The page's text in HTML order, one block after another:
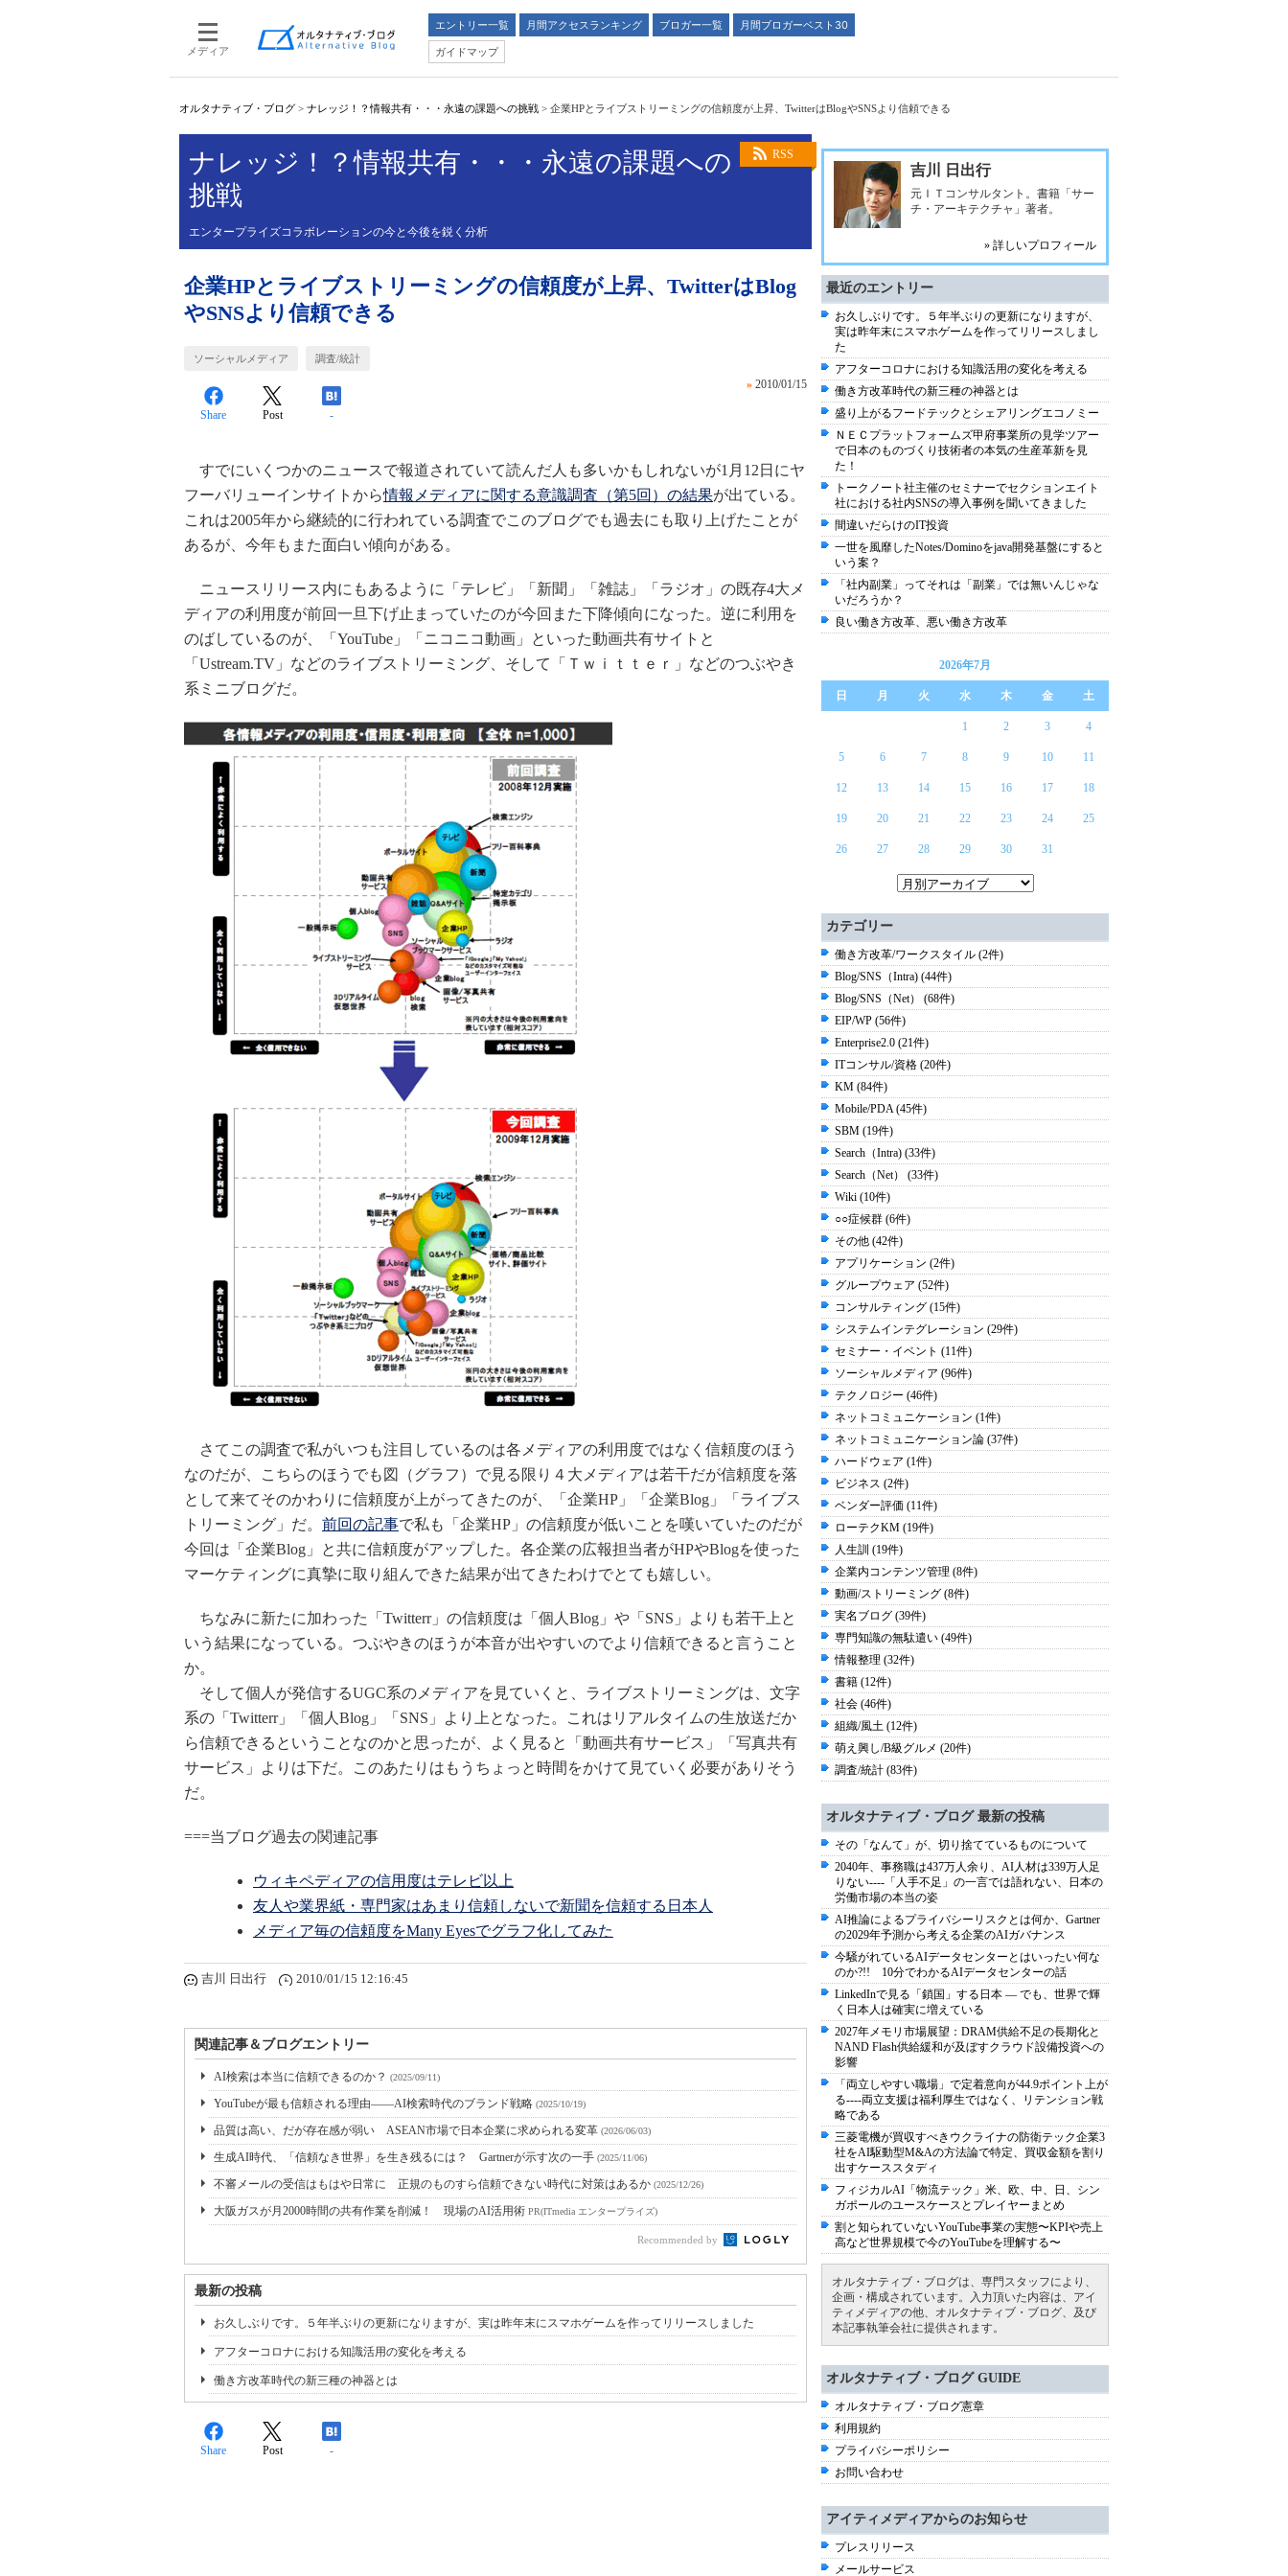
メディア
エントリー一覧 月間アクセスランキング ブロガー一覧
月間ブロガーベスト30
ガイドマップ
オルタナティブ・ブログ > ナレッジ！？情報共有・・・永遠の課題への挑戦 > 企業HPとライブストリーミングの信頼度が上昇、TwitterはBlogやSNSより信頼できる
RSS
ナレッジ！？情報共有・・・永遠の課題への
挑戦
エンタープライズコラボレーションの今と今後を鋭く分析
企業HPとライブストリーミングの信頼度が上昇、TwitterはBlog
やSNSより信頼できる
ソーシャルメディア 調査/統計
» 2010/01/15
Share Post -
すでにいくつかのニュースで報道されていて読んだ人も多いかもしれないが1月12日にヤ
フーバリューインサイトから情報メディアに関する意識調査（第5回）の結果が出ている。
これは2005年から継続的に行われている調査でこのブログでも過去にも取り上げたことが
あるが、今年もまた面白い傾向がある。
ニュースリリース内にもあるように「テレビ」「新聞」「雑誌」「ラジオ」の既存4大メ
ディアの利用度が前回一旦下げ止まっていたのが今回また下降傾向になった。逆に利用を
のばしているのが、「YouTube」「ニコニコ動画」といった動画共有サイトと
「Ustream.TV」などのライブストリーミング、そして「Ｔｗｉｔｔｅｒ」などのつぶやき
系ミニブログだ。
さてこの調査で私がいつも注目しているのは各メディアの利用度ではなく信頼度のほう
なのだが、こちらのほうでも図（グラフ）で見る限り４大メディアは若干だが信頼度を落
として来てそのかわりに信頼度が上がってきたのが、「企業HP」「企業Blog」「ライブス
トリーミング」だ。 前回の記事で私も「企業HP」の信頼度が低いことを嘆いていたのだが
今回は「企業Blog」と共に信頼度がアップした。各企業の広報担当者がHPやBlogを使った
マーケティングに真摯に取り組んできた結果が出てきたわけでとても嬉しい。
ちなみに新たに加わった「Twitterr」の信頼度は「個人Blog」や「SNS」よりも若干上と
いう結果になっている。つぶやきのほうが本音が出やすいのでより信頼できると言うこと
か。
そして個人が発信するUGC系のメディアを見ていくと、ライブストリーミングは、文字
系の「Twitterr」「個人Blog」「SNS」より上となった。これはリアルタイムの生放送だか
ら信頼できるということなのかと思ったが、よく見ると「動画共有サービス」「写真共有
サービス」よりは下だ。このあたりはもうちょっと時間をかけて見ていく必要がありそう
だ。
===当ブログ過去の関連記事
ウィキペディアの信用度はテレビ以上
友人や業界紙・専門家はあまり信頼しないで新聞を信頼する日本人
メディア毎の信頼度をMany Eyesでグラフ化してみた
吉川 日出行 2010/01/15 12:16:45
関連記事＆ブログエントリー
AI検索は本当に信頼できるのか？ (2025/09/11)
YouTubeが最も信頼される理由――AI検索時代のブランド戦略 (2025/10/19)
品質は高い、だが存在感が弱い ASEAN市場で日本企業に求められる変革 (2026/06/03)
生成AI時代、「信頼なき世界」を生き残るには？ Gartnerが示す次の一手 (2025/11/06)
不審メールの受信はもはや日常に 正規のものすら信頼できない時代に対策はあるか (2025/12/26)
大阪ガスが月2000時間の共有作業を削減！ 現場のAI活用術 PR(ITmedia エンタープライズ)
Recommended by
最新の投稿
お久しぶりです。５年半ぶりの更新になりますが、実は昨年末にスマホゲームを作ってリリースしました
アフターコロナにおける知識活用の変化を考える
働き方改革時代の新三種の神器とは
Share Post -
吉川 日出行
元ＩＴコンサルタント。書籍「サー
チ・アーキテクチャ」著者。
» 詳しいプロフィール
最近のエントリー
お久しぶりです。５年半ぶりの更新になりますが、
実は昨年末にスマホゲームを作ってリリースしまし
た
アフターコロナにおける知識活用の変化を考える
働き方改革時代の新三種の神器とは
盛り上がるフードテックとシェアリングエコノミー
ＮＥＣプラットフォームズ甲府事業所の見学ツアー
で日本のものづくり技術者の本気の生産革新を見
た！
トークノート社主催のセミナーでセクションエイト
社における社内SNSの導入事例を聞いてきました
間違いだらけのIT投資
一世を風靡したNotes/Dominoをjava開発基盤にすると
いう案？
「社内副業」ってそれは「副業」では無いんじゃな
いだろうか？
良い働き方改革、悪い働き方改革
2026年7月
日 月 火 水 木 金 土
1 2 3 4
5 6 7 8 9 10 11
12 13 14 15 16 17 18
19 20 21 22 23 24 25
26 27 28 29 30 31
カテゴリー
働き方改革/ワークスタイル (2件)
Blog/SNS（Intra) (44件)
Blog/SNS（Net） (68件)
EIP/WP (56件)
Enterprise2.0 (21件)
ITコンサル/資格 (20件)
KM (84件)
Mobile/PDA (45件)
SBM (19件)
Search（Intra) (33件)
Search（Net） (33件)
Wiki (10件)
○○症候群 (6件)
その他 (42件)
アプリケーション (2件)
グループウェア (52件)
コンサルティング (15件)
システムインテグレーション (29件)
セミナー・イベント (11件)
ソーシャルメディア (96件)
テクノロジー (46件)
ネットコミュニケーション (1件)
ネットコミュニケーション論 (37件)
ハードウェア (1件)
ビジネス (2件)
ベンダー評価 (11件)
ローテクKM (19件)
人生訓 (19件)
企業内コンテンツ管理 (8件)
動画/ストリーミング (8件)
実名ブログ (39件)
専門知識の無駄遣い (49件)
情報整理 (32件)
書籍 (12件)
社会 (46件)
組織/風土 (12件)
萌え興し/B級グルメ (20件)
調査/統計 (83件)
オルタナティブ・ブログ 最新の投稿
その「なんて」が、切り捨てているものについて
2040年、事務職は437万人余り、AI人材は339万人足
りない----「人手不足」の一言では語れない、日本の
労働市場の本当の姿
AI推論によるプライバシーリスクとは何か、Gartner
の2029年予測から考える企業のAIガバナンス
今騒がれているAIデータセンターとはいったい何な
のか?!! 10分でわかるAIデータセンターの話
LinkedInで見る「鎖国」する日本 ― でも、世界で輝
く日本人は確実に増えている
2027年メモリ市場展望：DRAM供給不足の長期化と
NAND Flash供給緩和が及ぼすクラウド設備投資への
影響
「両立しやすい職場」で定着意向が44.9ポイント上が
る----両立支援は福利厚生ではなく、リテンション戦
略である
三菱電機が買収すべきウクライナの防衛テック企業3
社をAI駆動型M&Aの方法論で特定、買収金額を割り
出すケーススタディ
フィジカルAI「物流テック」米、欧、中、日、シン
ガポールのユースケースとプレイヤーまとめ
割と知られていないYouTube事業の実態〜KPIや売上
高など世界規模で今のYouTubeを理解する〜
オルタナティブ・ブログは、専門スタッフにより、
企画・構成されています。入力頂いた内容は、アイ
ティメディアの他、オルタナティブ・ブログ、及び
本記事執筆会社に提供されます。
オルタナティブ・ブログ GUIDE
オルタナティブ・ブログ憲章
利用規約
プライバシーポリシー
お問い合わせ
アイティメディアからのお知らせ
プレスリリース
メールサービス